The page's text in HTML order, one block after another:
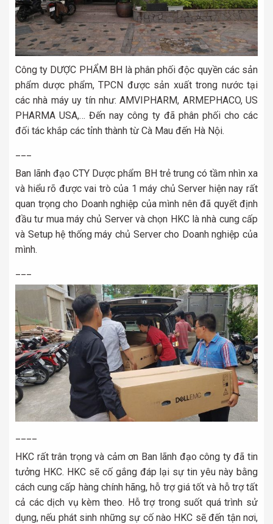
Công ty DƯỢC PHẨM BH là phân phối độc quyền các sản
phẩm dược phẩm, TPCN được sản xuất trong nước tại
các nhà máy uy tín như: AMVIPHARM, ARMEPHACO, US
PHARMA USA,… Đến nay công ty đã phân phối cho các
đối tác khắp các tỉnh thành từ Cà Mau đến Hà Nội.
Ban lãnh đạo CTY Dược phẩm BH trẻ trung có tầm nhìn xa
và hiểu rõ được vai trò của 1 máy chủ Server hiện nay rất
quan trọng cho Doanh nghiệp của mình nên đã quyết định
đầu tư mua máy chủ Server và chọn HKC là nhà cung cấp
và Setup hệ thống máy chủ Server cho Doanh nghiệp của
mình.
HKC rất trân trọng và cảm ơn Ban lãnh đạo công ty đã tin
tưởng HKC. HKC sẽ cố gắng đáp lại sự tin yêu này bằng
cách cung cấp hàng chính hãng, hỗ trợ giá tốt và hỗ trợ tất
cả các dịch vụ kèm theo. Hỗ trợ trong suốt quá trình sử
dụng, nếu phát sinh những sự cố nào HKC sẽ đến tận nơi,